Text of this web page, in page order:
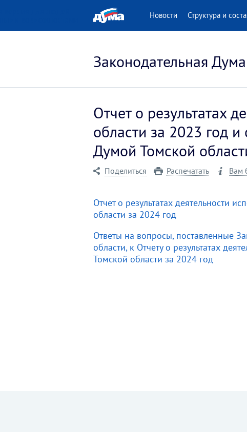
Новости Структура и
Законодательная
Отчет о результатах
области за 2023 год
Думой Томской
Поделиться Распечатать Вам
Отчет о результатах деятельности
области за 2024 год
Ответы на вопросы, поставленные
области, к Отчету о результатах
Томской области за 2024 год